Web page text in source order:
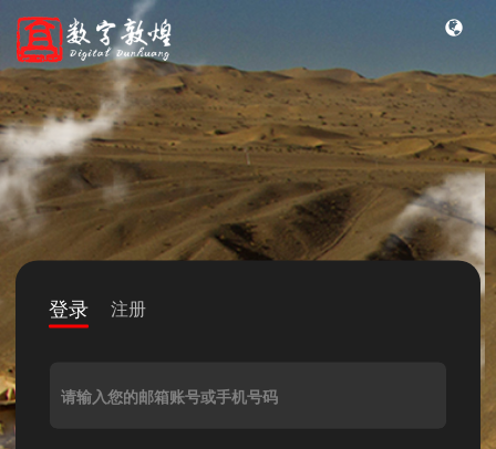
登录 注册
请输入您的邮箱账号或手机号码